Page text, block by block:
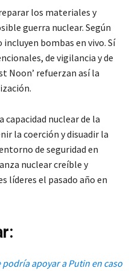
los materiales y
guerra nuclear. Según
bombas en vivo. Sí
de vigilancia y de
Noon’ refuerzan así la
capacidad nuclear de la
la coerción y disuadir la
de seguridad en
nuclear creíble y
líderes el pasado año en
podría apoyar a Putin en caso